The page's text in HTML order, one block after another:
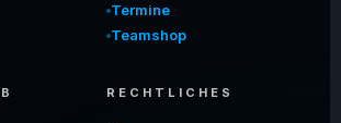
Termine
Teamshop
RECHTLICHES